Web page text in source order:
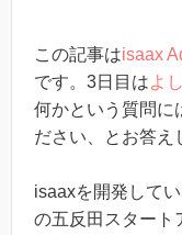
この記事はisaax
です。3日目はよ
何かという質問に
ださい、とお答え
isaaxを開発して
の五反田スタート